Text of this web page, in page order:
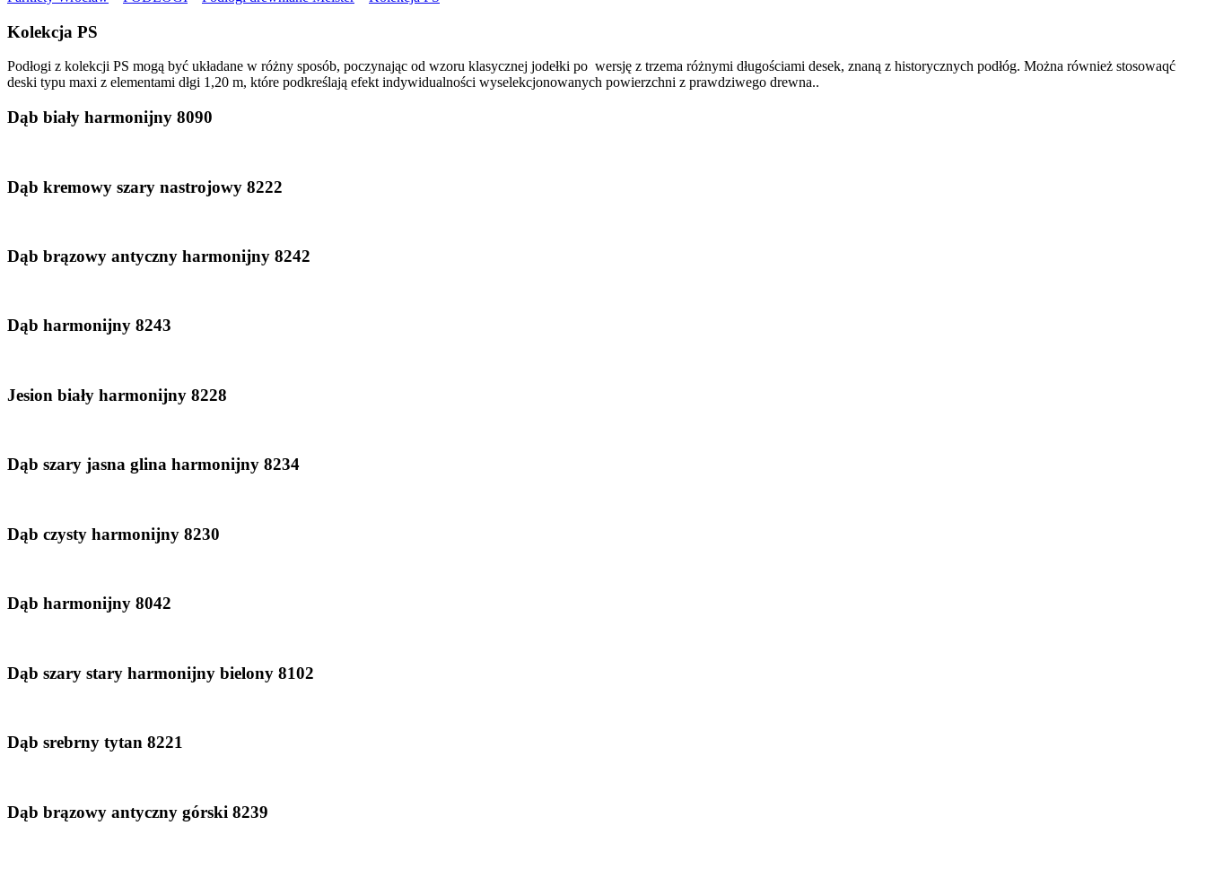
Kolekcja PS
Podłogi z kolekcji PS mogą być układane w różny sposób, poczynając od wzoru klasycznej jodełki po wersję z trzema różnymi długościami desek, znaną z historycznych podłóg. Można również stosowaqć
deski typu maxi z elementami dłgi 1,20 m, które podkreślają efekt indywidualności wyselekcjonowanych powierzchni z prawdziwego drewna..
Dąb biały harmonijny 8090
Dąb kremowy szary nastrojowy 8222
Dąb brązowy antyczny harmonijny 8242
Dąb harmonijny 8243
Jesion biały harmonijny 8228
Dąb szary jasna glina harmonijny 8234
Dąb czysty harmonijny 8230
Dąb harmonijny 8042
Dąb szary stary harmonijny bielony 8102
Dąb srebrny tytan 8221
Dąb brązowy antyczny górski 8239